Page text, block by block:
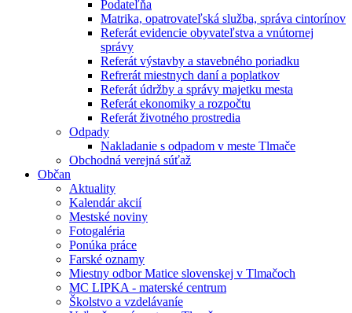
Podateľňa
Matrika, opatrovateľská služba, správa cintorínov
Referát evidencie obyvateľstva a vnútornej
správy
Referát výstavby a stavebného poriadku
Refrerát miestnych daní a poplatkov
Referát údržby a správy majetku mesta
Referát ekonomiky a rozpočtu
Referát životného prostredia
Odpady
Nakladanie s odpadom v meste Tlmače
Obchodná verejná súťaž
Občan
Aktuality
Kalendár akcií
Mestské noviny
Fotogaléria
Ponúka práce
Farské oznamy
Miestny odbor Matice slovenskej v Tlmačoch
MC LIPKA - materské centrum
Školstvo a vzdelávaníe